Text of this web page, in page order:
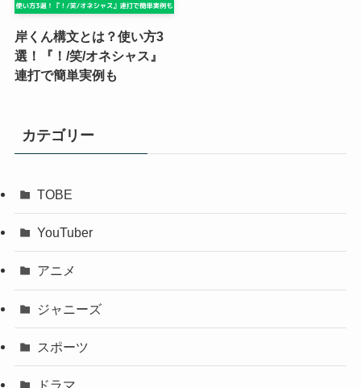
岸くん構文とは？使い方3
選！『！/笑/オネシャス』
連打で簡単実例も
カテゴリー
TOBE
YouTuber
アニメ
ジャニーズ
スポーツ
ドラマ